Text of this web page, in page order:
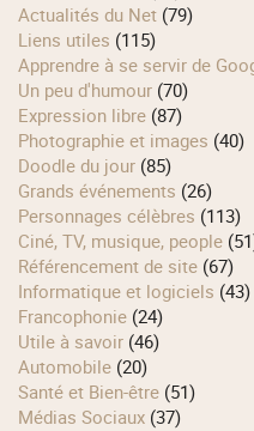
Actualités du Net (79)
Liens utiles (115)
Apprendre à se servir de
Un peu d'humour (70)
Expression libre (87)
Photographie et images (40)
Doodle du jour (85)
Grands événements (26)
Personnages célèbres (113)
Ciné, TV, musique, people
Référencement de site (67)
Informatique et logiciels (43)
Francophonie (24)
Utile à savoir (46)
Automobile (20)
Santé et Bien-être (51)
Médias Sociaux (37)